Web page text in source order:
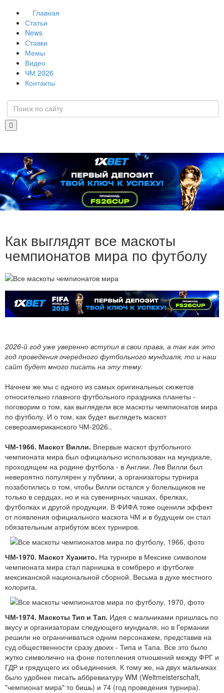
Главная
Статьи
News
Ставки
Мемы
Видео
ЧМ 2026
Контакты
Как выглядят все маскоты
чемпионатов мира по футболу
2026-й год уже уверенно вступил в свои права, а так как это
год проведения очередного футбольного мундиаля, то и наш
сайт будет много писать на эту тему.
Начнем же мы с одного из самых оригинальных сюжетов
относительно главного футбольного праздника планеты -
поговорим о том, как выглядели все маскоты чемпионатов мира
по футболу. И о том, как будет выглядеть маскот
североамериканского ЧМ-2026..
ЧМ-1966. Маскот Вилли. Впервые маскот футбольного
чемпионата мира был официально использован на мундиале,
проходящем на родине футбола - в Англии. Лев Вилли был
невероятно популярен у публики, а организаторы турнира
позаботились о том, чтобы Вилли остался у болельщиков не
только в сердцах, но и на сувенирных чашках, брелках,
футболках и другой продукции. В ФИФА тоже оценили эффект
от появления официального маскота ЧМ и в будущем он стал
обязательным атрибутом всех турниров.
ЧМ-1970. Маскот Хуанито. На турнире в Мексике символом
чемпионата мира стал парнишка в сомбреро и футболке
мексиканской национальной сборной. Весьма в духе местного
колорита.
ЧМ-1974. Маскоты Тип и Тап. Идея с мальчиками пришлась по
вкусу и организаторам следующего мундиаля, но в Германии
решили не ограничиваться одним персонажем, представив на
суд общественности сразу двоих - Типа и Тапа. Все это было
жутко символично на фоне потепления отношений между ФРГ и
ГДР и грядущего их объединения. К тому же, на двух мальчиках
было удобнее писать аббревиатуру WM (Weltmeisterschaft,
"чемпионат мира" то бишь) и 74 (год проведения турнира).